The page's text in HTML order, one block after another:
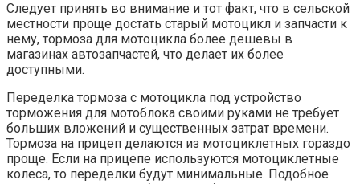
Следует принять во внимание и тот факт, что в сельской
местности проще достать старый мотоцикл и запчасти к
нему, тормоза для мотоцикла более дешевы в
магазинах автозапчастей, что делает их более
доступными.
Переделка тормоза с мотоцикла под устройство
торможения для мотоблока своими руками не требует
больших вложений и существенных затрат времени.
Тормоза на прицеп делаются из мотоциклетных гораздо
проще. Если на прицепе используются мотоциклетные
колеса, то переделки будут минимальные. Подобное